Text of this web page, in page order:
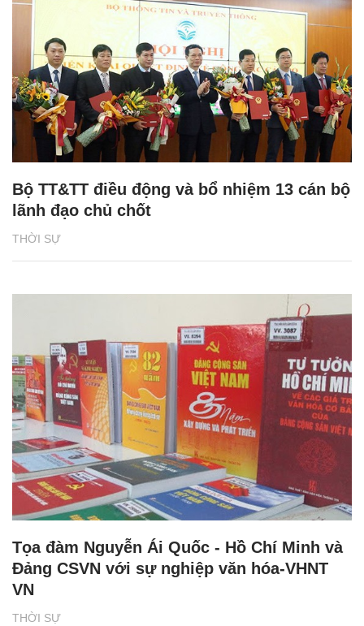
THỜI SỰ
Bộ TT&TT điều động và bổ nhiệm 13 cán bộ
lãnh đạo chủ chốt
THỜI SỰ
Tọa đàm Nguyễn Ái Quốc - Hồ Chí Minh và
Đảng CSVN với sự nghiệp văn hóa-VHNT
VN